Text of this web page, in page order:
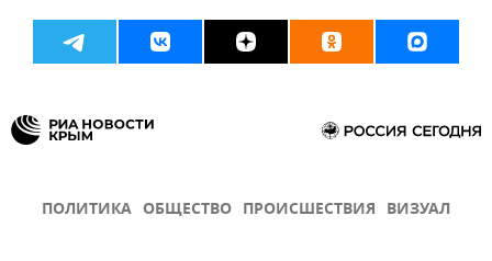
ПОЛИТИКА ОБЩЕСТВО ПРОИСШЕСТВИЯ ВИЗУАЛ